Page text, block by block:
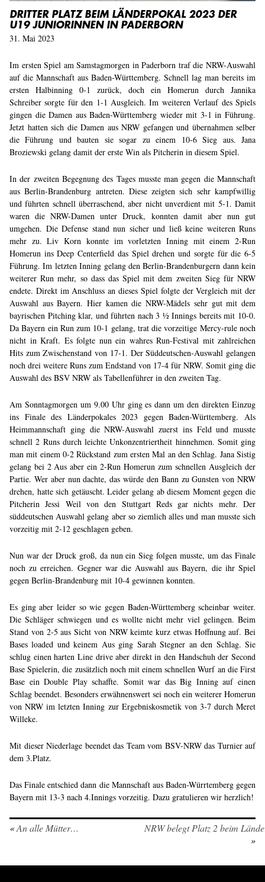
DRITTER PLATZ BEIM LÄNDERPOKAL 2023 DER
U19 JUNIORINNEN IN PADERBORN
31. Mai 2023
Im ersten Spiel am Samstagmorgen in Paderborn traf die NRW-Auswahl
auf die Mannschaft aus Baden-Württemberg. Schnell lag man bereits im
ersten Halbinning 0-1 zurück, doch ein Homerun durch Jannika
Schreiber sorgte für den 1-1 Ausgleich. Im weiteren Verlauf des Spiels
gingen die Damen aus Baden-Württemberg wieder mit 3-1 in Führung.
Jetzt hatten sich die Damen aus NRW gefangen und übernahmen selber
die Führung und bauten sie sogar zu einem 10-6 Sieg aus. Jana
Broziewski gelang damit der erste Win als Pitcherin in diesem Spiel.
In der zweiten Begegnung des Tages musste man gegen die Mannschaft
aus Berlin-Brandenburg antreten. Diese zeigten sich sehr kampfwillig
und führten schnell überraschend, aber nicht unverdient mit 5-1. Damit
waren die NRW-Damen unter Druck, konnten damit aber nun gut
umgehen. Die Defense stand nun sicher und ließ keine weiteren Runs
mehr zu. Liv Korn konnte im vorletzten Inning mit einem 2-Run
Homerun ins Deep Centerfield das Spiel drehen und sorgte für die 6-5
Führung. Im letzten Inning gelang den Berlin-Brandenburgern dann kein
weiterer Run mehr, so dass das Spiel mit dem zweiten Sieg für NRW
endete. Direkt im Anschluss an dieses Spiel folgte der Vergleich mit der
Auswahl aus Bayern. Hier kamen die NRW-Mädels sehr gut mit dem
bayrischen Pitching klar, und führten nach 3 ½ Innings bereits mit 10-0.
Da Bayern ein Run zum 10-1 gelang, trat die vorzeitige Mercy-rule noch
nicht in Kraft. Es folgte nun ein wahres Run-Festival mit zahlreichen
Hits zum Zwischenstand von 17-1. Der Süddeutschen-Auswahl gelangen
noch drei weitere Runs zum Endstand von 17-4 für NRW. Somit ging die
Auswahl des BSV NRW als Tabellenführer in den zweiten Tag.
Am Sonntagmorgen um 9.00 Uhr ging es dann um den direkten Einzug
ins Finale des Länderpokales 2023 gegen Baden-Württemberg. Als
Heimmannschaft ging die NRW-Auswahl zuerst ins Feld und musste
schnell 2 Runs durch leichte Unkonzentriertheit hinnehmen. Somit ging
man mit einem 0-2 Rückstand zum ersten Mal an den Schlag. Jana Sistig
gelang bei 2 Aus aber ein 2-Run Homerun zum schnellen Ausgleich der
Partie. Wer aber nun dachte, das würde den Bann zu Gunsten von NRW
drehen, hatte sich getäuscht. Leider gelang ab diesem Moment gegen die
Pitcherin Jessi Weil von den Stuttgart Reds gar nichts mehr. Der
süddeutschen Auswahl gelang aber so ziemlich alles und man musste sich
vorzeitig mit 2-12 geschlagen geben.
Nun war der Druck groß, da nun ein Sieg folgen musste, um das Finale
noch zu erreichen. Gegner war die Auswahl aus Bayern, die ihr Spiel
gegen Berlin-Brandenburg mit 10-4 gewinnen konnten.
Es ging aber leider so wie gegen Baden-Württemberg scheinbar weiter.
Die Schläger schwiegen und es wollte nicht mehr viel gelingen. Beim
Stand von 2-5 aus Sicht von NRW keimte kurz etwas Hoffnung auf. Bei
Bases loaded und keinem Aus ging Sarah Stegner an den Schlag. Sie
schlug einen harten Line drive aber direkt in den Handschuh der Second
Base Spielerin, die zusätzlich noch mit einem schnellen Wurf an die First
Base ein Double Play schaffte. Somit war das Big Inning auf einen
Schlag beendet. Besonders erwähnenswert sei noch ein weiterer Homerun
von NRW im letzten Inning zur Ergebniskosmetik von 3-7 durch Meret
Willeke.
Mit dieser Niederlage beendet das Team vom BSV-NRW das Turnier auf
dem 3.Platz.
Das Finale entschied dann die Mannschaft aus Baden-Würrtemberg gegen
Bayern mit 13-3 nach 4.Innings vorzeitig. Dazu gratulieren wir herzlich!
«An alle Mütter…
NRW belegt Platz 2 beim
»